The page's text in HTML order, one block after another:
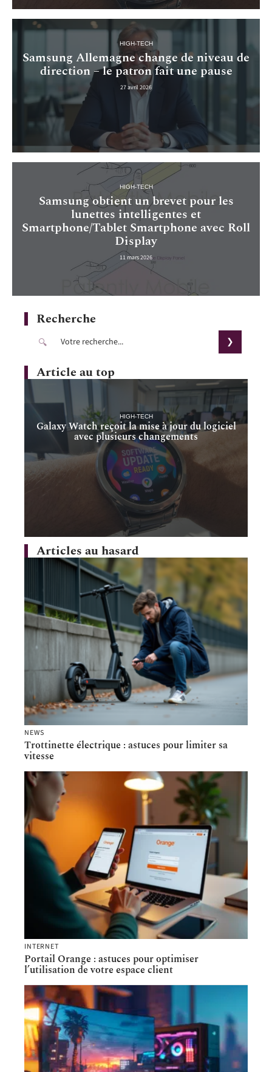
HIGH-TECH
Samsung Allemagne change de niveau de
direction – le patron fait une pause
27 avril 2026
HIGH-TECH
Samsung obtient un brevet pour les
lunettes intelligentes et
Smartphone/Tablet Smartphone avec Roll
Display
11 mars 2026
Recherche
Article au top
HIGH-TECH
Galaxy Watch reçoit la mise à jour du logiciel
avec plusieurs changements
Articles au hasard
NEWS
Trottinette électrique : astuces pour limiter sa
vitesse
INTERNET
Portail Orange : astuces pour optimiser
l’utilisation de votre espace client